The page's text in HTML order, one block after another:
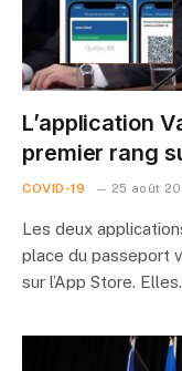
L’application
premier rang
COVID-19 25 août
Les deux
place du passeport
sur l’App Store.